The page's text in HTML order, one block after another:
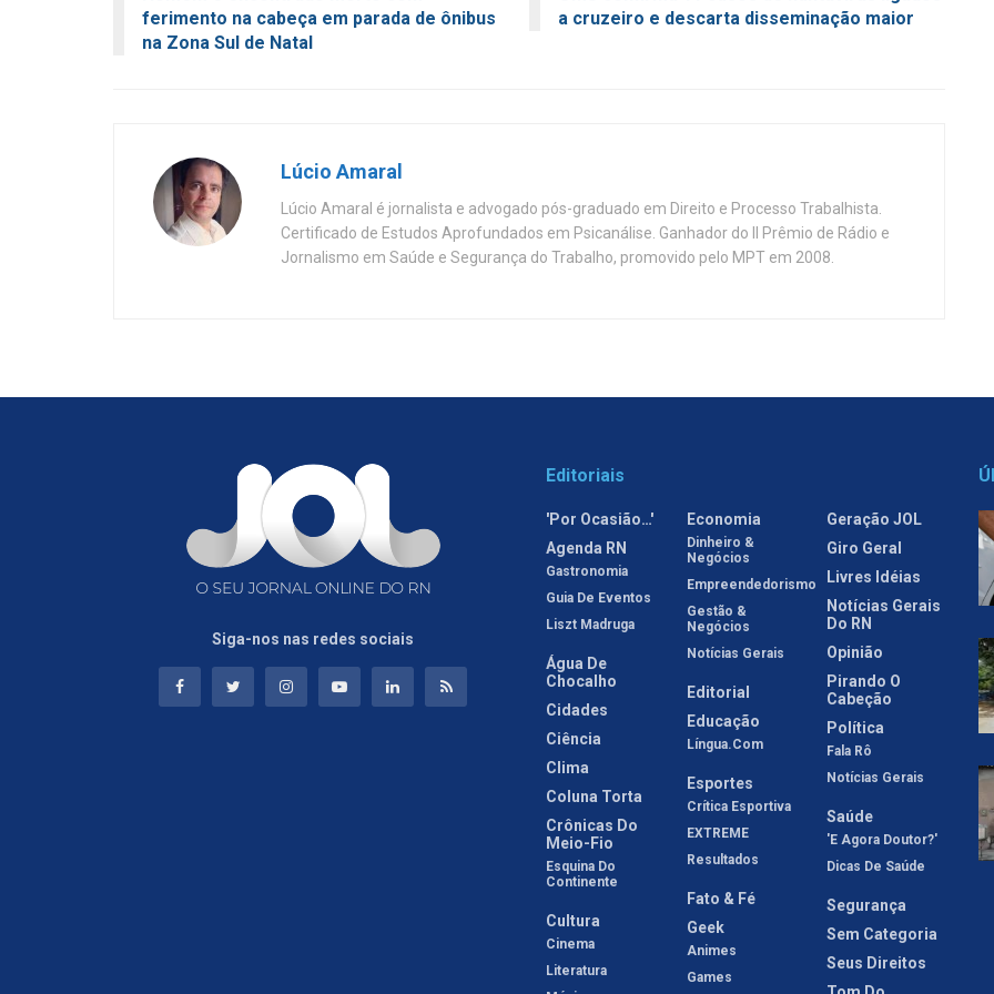
ferimento na cabeça em parada de ônibus
na Zona Sul de Natal
a cruzeiro e descarta disseminação maior
Lúcio Amaral
Lúcio Amaral é jornalista e advogado pós-graduado em Direito e Processo Trabalhista.
Certificado de Estudos Aprofundados em Psicanálise. Ganhador do II Prêmio de Rádio e
Jornalismo em Saúde e Segurança do Trabalho, promovido pelo MPT em 2008.
Siga-nos nas redes sociais
Editoriais
'Por Ocasião…'
Agenda RN
Gastronomia
Guia De Eventos
Liszt Madruga
Água De
Chocalho
Cidades
Ciência
Clima
Coluna Torta
Crônicas Do
Meio-Fio
Esquina Do
Continente
Cultura
Cinema
Literatura
Economia
Dinheiro &
Negócios
Empreendedorismo
Gestão &
Negócios
Notícias Gerais
Editorial
Educação
Língua.com
Esportes
Crítica Esportiva
EXTREME
Resultados
Fato & Fé
Geek
Animes
Games
Geração JOL
Giro Geral
Livres Idéias
Notícias Gerais
Do RN
Opinião
Pirando O
Cabeção
Política
Fala Rô
Notícias Gerais
Saúde
'E Agora Doutor?'
Dicas De Saúde
Segurança
Sem Categoria
Seus Direitos